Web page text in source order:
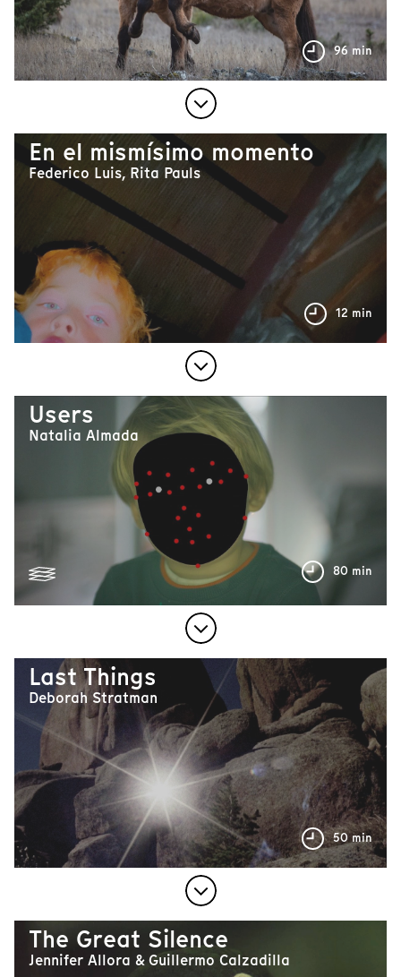
96 min
En el mismísimo momento
Federico Luis, Rita Pauls
12 min
Users
Natalia Almada
80 min
Last Things
Deborah Stratman
50 min
The Great Silence
Jennifer Allora & Guillermo Calzadilla